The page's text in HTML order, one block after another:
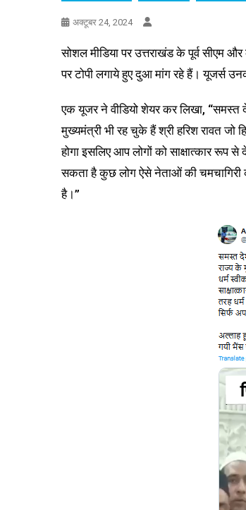
अक्टूबर 24, 2024
सोशल मीडिया पर उत्तराखंड के पूर्व सीएम
पर टोपी लगाये हुए दुआ मांग रहे हैं। यूजर्स
एक यूजर ने वीडियो शेयर कर लिखा, “समस्त
मुख्यमंत्री भी रह चुके हैं श्री हरिश रावत जो
होगा इसलिए आप लोगों को साक्षात्कार रूप से
सकता है कुछ लोग ऐसे नेताओं की चमचागिरी
है।”